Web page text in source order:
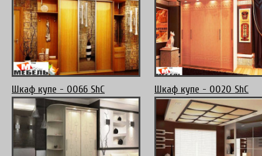
Шкаф купе - 0066 ShC Шкаф купе - 0020 ShC